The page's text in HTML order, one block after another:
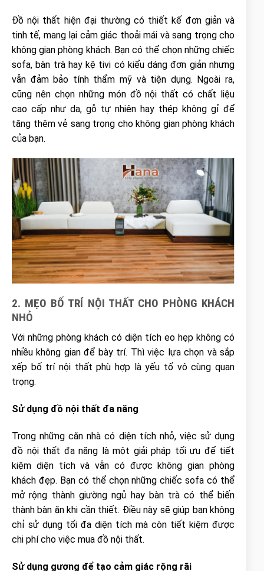
Đồ nội thất hiện đại thường có thiết kế đơn giản và
tinh tế, mang lại cảm giác thoải mái và sang trọng cho
không gian phòng khách. Bạn có thể chọn những chiếc
sofa, bàn trà hay kệ tivi có kiểu dáng đơn giản nhưng
vẫn đảm bảo tính thẩm mỹ và tiện dụng. Ngoài ra,
cũng nên chọn những món đồ nội thất có chất liệu
cao cấp như da, gỗ tự nhiên hay thép không gỉ để
tăng thêm vẻ sang trọng cho không gian phòng khách
của bạn.
2. MẸO BỐ TRÍ NỘI THẤT CHO PHÒNG KHÁCH
NHỎ
Với những phòng khách có diện tích eo hẹp không có
nhiều không gian để bày trí. Thì việc lựa chọn và sắp
xếp bố trí nội thất phù hợp là yếu tố vô cùng quan
trọng.
Sử dụng đồ nội thất đa năng
Trong những căn nhà có diện tích nhỏ, việc sử dụng
đồ nội thất đa năng là một giải pháp tối ưu để tiết
kiệm diện tích và vẫn có được không gian phòng
khách đẹp. Bạn có thể chọn những chiếc sofa có thể
mở rộng thành giường ngủ hay bàn trà có thể biến
thành bàn ăn khi cần thiết. Điều này sẽ giúp bạn không
chỉ sử dụng tối đa diện tích mà còn tiết kiệm được
chi phí cho việc mua đồ nội thất.
Sử dụng gương để tạo cảm giác rộng rãi